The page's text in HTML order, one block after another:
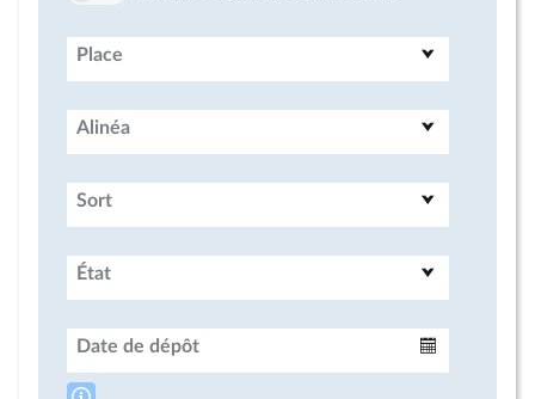
Place
Alinéa
Sort
État
Date de dépôt